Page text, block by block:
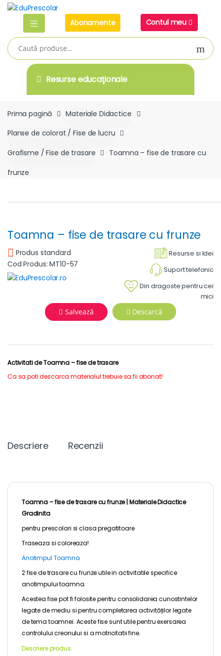
Skip
navigation
Skip
Abonamente
Contul meu
Caută
după:
Resurse educaţionale
Prima pagină
Materiale Didactice
Planse de colorat / Fise de lucru
Grafisme / Fise de trasare
Toamna – fise de trasare cu
frunze
Toamna – fise de trasare cu frunze
Resurse si Idei
Suport telefonic
Din dragoste pentru cei
mici
Produs standard
Cod Produs: MT10-57
Salvează Descarcă
Activitati de Toamna – fise de trasare
Ca sa poti descarca materialul trebuie sa fii abonat!
Descriere Recenzii
Toamna – fise de trasare cu frunze | Materiale Didactice
Gradinita
pentru prescolari si clasa pregatitoare
Traseaza si coloreaza!
Anotimpul Toamna
2 fise de trasare cu frunze utile in activitatile specifice
anotimpului toamna.
Acestea fise pot fi folosite pentru consolidarea cunostintelor
legate de mediu si pentru completarea activităților legate
de tema toamnei. Acestefise sunt utile pentru exersarea
controlului creonului si a motricitatii fine.
Descriere produs: